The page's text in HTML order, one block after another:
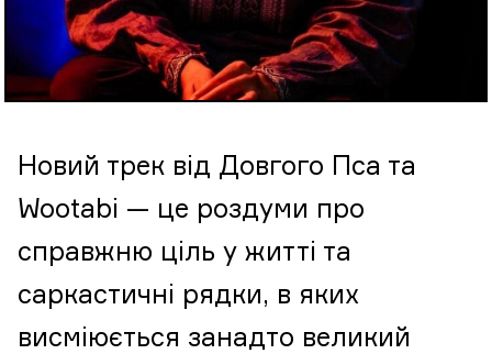
Новий трек від Довгого Пса та
Wootabi — це роздуми про
справжню ціль у житті та
саркастичні рядки, в яких
висміюється занадто великий